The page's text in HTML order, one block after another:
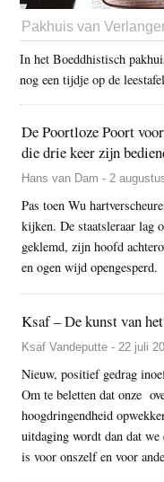
Pakhuis van
In het Boeddhistisch
nog een tijdje op de
De Poortloze Poort
die drie keer zijn
Hans van Dam - 2
Pas toen Wu
kijken. De staatsleraar lag
geklemd, zijn hoofd
en ogen wijd opengesperd.
Ksaf – De kunst van
Ksaf Vandeputte - 22 juli
Nieuw, positief gedrag
Om te beletten dat onze
hoogdringendheid
uitdaging wordt dan dat
is voor onszelf en voor